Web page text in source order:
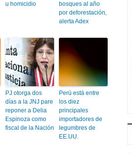
u homicidio
bosques al año
por deforestación,
alerta Adex
PJ otorga dos
días a la JNJ pare
reponer a Delia
Espinoza como
fiscal de la Nación
Perú está entre
los diez
principales
importadores de
legumbres de
EE.UU.